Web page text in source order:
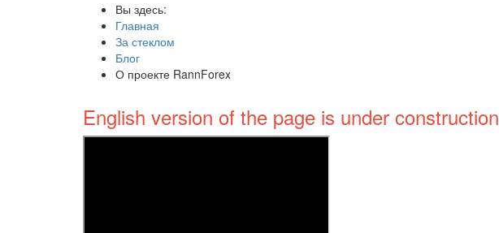
Вы здесь:
Главная
За стеклом
Блог
О проекте RannForex
English version of the page is under construction